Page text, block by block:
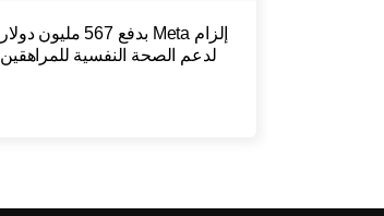
إلزام Meta بدفع 567 مليون دولار
لدعم الصحة النفسية للمراهقين